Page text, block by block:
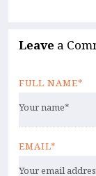
Leave a
FULL NAME*
EMAIL*